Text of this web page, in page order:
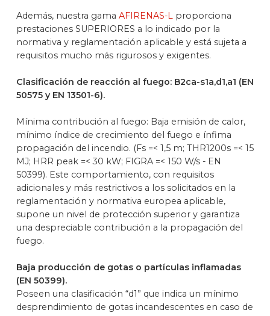
Además, nuestra gama AFIRENAS-L proporciona
prestaciones SUPERIORES a lo indicado por la
normativa y reglamentación aplicable y está sujeta a
requisitos mucho más rigurosos y exigentes.
Clasificación de reacción al fuego: B2ca-s1a,d1,a1 (EN
50575 y EN 13501-6).
Mínima contribución al fuego: Baja emisión de calor,
mínimo índice de crecimiento del fuego e ínfima
propagación del incendio. (Fs =< 1,5 m; THR1200s =< 15
MJ; HRR peak =< 30 kW; FIGRA =< 150 W/s - EN
50399). Este comportamiento, con requisitos
adicionales y más restrictivos a los solicitados en la
reglamentación y normativa europea aplicable,
supone un nivel de protección superior y garantiza
una despreciable contribución a la propagación del
fuego.
Baja producción de gotas o partículas inflamadas
(EN 50399).
Poseen una clasificación “d1” que indica un mínimo
desprendimiento de gotas incandescentes en caso de